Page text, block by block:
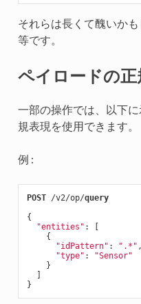
それらは長くて醜いか
等です。
ペイロードの正
一部の操作では、以下
規表現を使用できます。
例 :
POST /v2/op/query
{
"entities" : [
    {
"idPattern" : ".*" ,
"type" :
"Sensor"
    }
  ]